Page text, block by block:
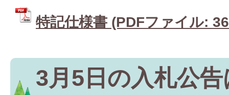
特記仕様書 (PDFファイル:
3月5日の入札公